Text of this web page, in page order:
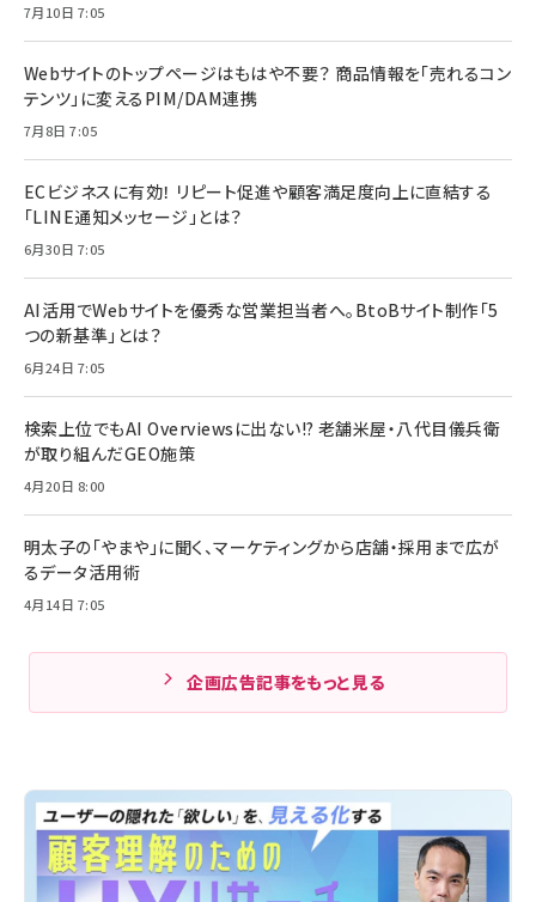
7月10日 7:05
Webサイトのトップページはもはや不要？ 商品情報を「売れるコン
テンツ」に変えるPIM/DAM連携
7月8日 7:05
ECビジネスに有効！ リピート促進や顧客満足度向上に直結する
「LINE通知メッセージ」とは？
6月30日 7:05
AI活用でWebサイトを優秀な営業担当者へ。BtoBサイト制作「5
つの新基準」とは？
6月24日 7:05
検索上位でもAI Overviewsに出ない!? 老舗米屋・八代目儀兵衛
が取り組んだGEO施策
4月20日 8:00
明太子の「やまや」に聞く、マーケティングから店舗・採用まで広が
るデータ活用術
4月14日 7:05
企画広告記事をもっと見る